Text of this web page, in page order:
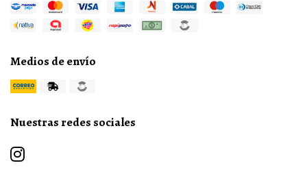
Medios de envío
Nuestras redes sociales